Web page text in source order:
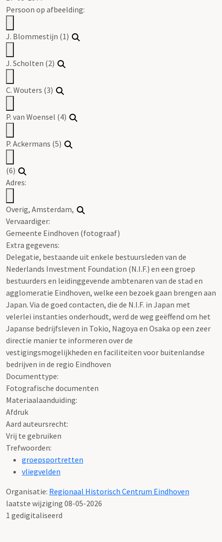
Persoon op afbeelding:
J. Blommestijn (1)
J. Scholten (2)
C. Wouters (3)
P. van Woensel (4)
P. Ackermans (5)
(6)
Adres:
Overig, Amsterdam,
Vervaardiger:
Gemeente Eindhoven (fotograaf)
Extra gegevens:
Delegatie, bestaande uit enkele bestuursleden van de
Nederlands Investment Foundation (N.I.F.) en een groep
bestuurders en leidinggevende ambtenaren van de stad en
agglomeratie Eindhoven, welke een bezoek gaan brengen aan
Japan. Via de goed contacten, die de N.I.F. in Japan met
velerlei instanties onderhoudt, werd de weg geëffend om het
Japanse bedrijfsleven in Tokio, Nagoya en Osaka op een zeer
directie manier te informeren over de
vestigingsmogelijkheden en faciliteiten voor buitenlandse
bedrijven in de regio Eindhoven
Documenttype:
Fotografische documenten
Materiaalaanduiding:
Afdruk
Aard auteursrecht:
Vrij te gebruiken
Trefwoorden:
groepsportretten
vliegvelden
Organisatie: Regionaal Historisch Centrum Eindhoven
laatste wijziging 08-05-2026
1 gedigitaliseerd